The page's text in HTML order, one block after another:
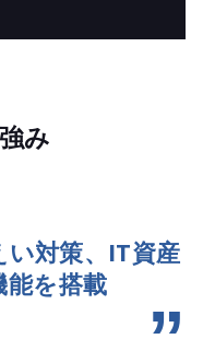
み
対策、IT資産
能を搭載